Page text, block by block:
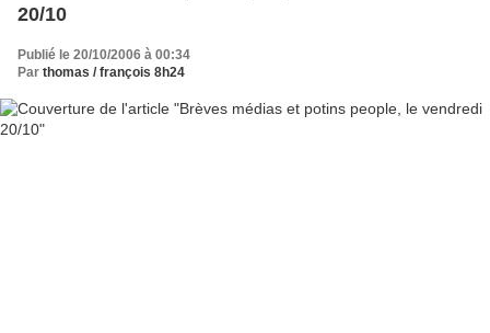
20/10
Publié le 20/10/2006 à 00:34
Par thomas / françois 8h24